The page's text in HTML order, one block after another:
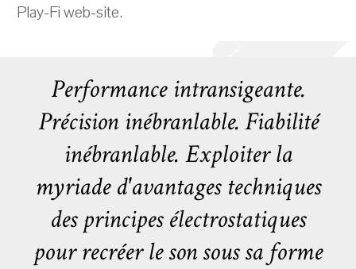
Play-Fi web-site.
Performance intransigeante.
Précision inébranlable. Fiabilité
inébranlable. Exploiter la
myriade d'avantages techniques
des principes électrostatiques
pour recréer le son sous sa forme